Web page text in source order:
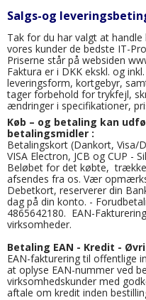
Salgs-og
Tak for du har valgt at
vores kunder de bedste IT-
Priserne står på websiden
Faktura er i DKK ekskl. og
leveringsform, kortgebyr,
tager forbehold for trykfejl,
ændringer i specifikationer,
Køb – og betaling kan
betalingsmidler :
Betalingskort (Dankort, Visa/
VISA Electron, JCB og CUP -
Beløbet for det købte,
afsendes fra os. Vær
Debetkort, reserverer din
dag på din konto. -
4865642180. EAN-
virksomheder.
Betaling EAN - Kredit -
EAN-fakturering til offentlige
at oplyse EAN-nummer ved
virksomhedskunder med
aftale om kredit inden